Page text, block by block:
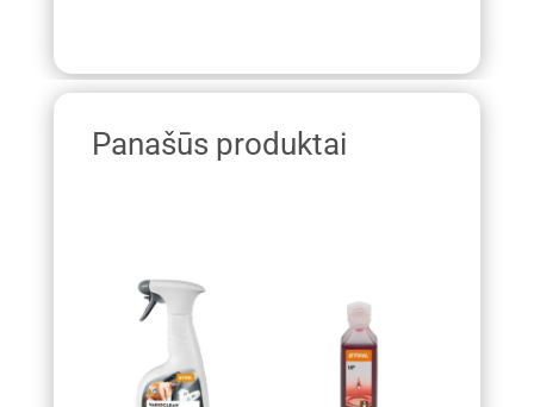
Panašūs produktai